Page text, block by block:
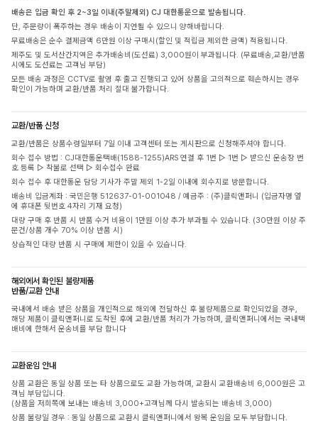
배송은 입금 확인 후 2~3일 이내(주말제외) CJ 대한통운으로 발송됩니다.
단, 주문량이 폭주하는 경우 배송이 지연될 수 있으니 양해바랍니다.
무료배송은 순수 결제금액 6만원 이상 구매시(할인 및 적립금 제외한 금액) 적용됩니다.
제주도 및 도서산간지역은 추가배송비(도선료) 3,000원이 부과됩니다. (무료배송,교환/반품
시에도 도선료는 고객님 부담)
모든 배송 과정은 CCTV로 촬영 후 출고 진행되고 있어 상품을 고의적으로 훼손하시는 경우
확인이 가능하며 교환/반품 처리 절대 불가합니다.
교환/반품 신청
교환/반품은 상품수령일부터 7일 이내 고객센터 또는 게시판으로 신청해주셔야 합니다.
회수 접수 방법 : CJ대한통운택배(1588-1255)ARS 연결 후 1번 ▷ 1번 ▷ 받으신 운송장 번
호 등록 ▷ 착불로 선택 ▷ 회수접수 완료
회수 접수 후 대한통운 담당 기사가 주말 제외 1-2일 이내에 회수지로 방문합니다.
배송비 입금계좌 : 국민은행 512637-01-001048 / 예금주 : (주)클릭앤퍼니 (입금자명 옆
에 휴대폰 뒷번호 4자리 기재 요청)
대량 구매 후 반품 시 반품 수거 비용이 1만원 이상 추가 부과될 수 있습니다. (30만원 이상 주
문건/상품 개수 70% 이상 반품 시)
상습적인 대량 반품 시 구매에 제한이 있을 수 있습니다.
해외에서 확인된 불량제품
반품/교환 안내
국내에서 배송 받은 상품을 개인적으로 해외에 전달하신 후 불량제품으로 확인되었을 경우,
해당 제품이 클릭앤퍼니로 도착된 후에 교환/반품 처리가 가능하며, 클릭앤퍼니에서는 국내택
배비에 한해서 운송비를 부담 합니다
교환운임 안내
상품 교환은 동일 상품 또는 타 상품으로도 교환 가능하며, 교환시 교환배송비 6,000원은 고
객님 부담입니다.
(상품을 저희쪽에 보내는 배송비 3,000+고객님께 다시 발송되는 배송비 3,000)
상품 불량일 경우 : 동일 상품으로 교환시 클릭앤퍼니에서 왕복 운임을 모두 부담합니다.